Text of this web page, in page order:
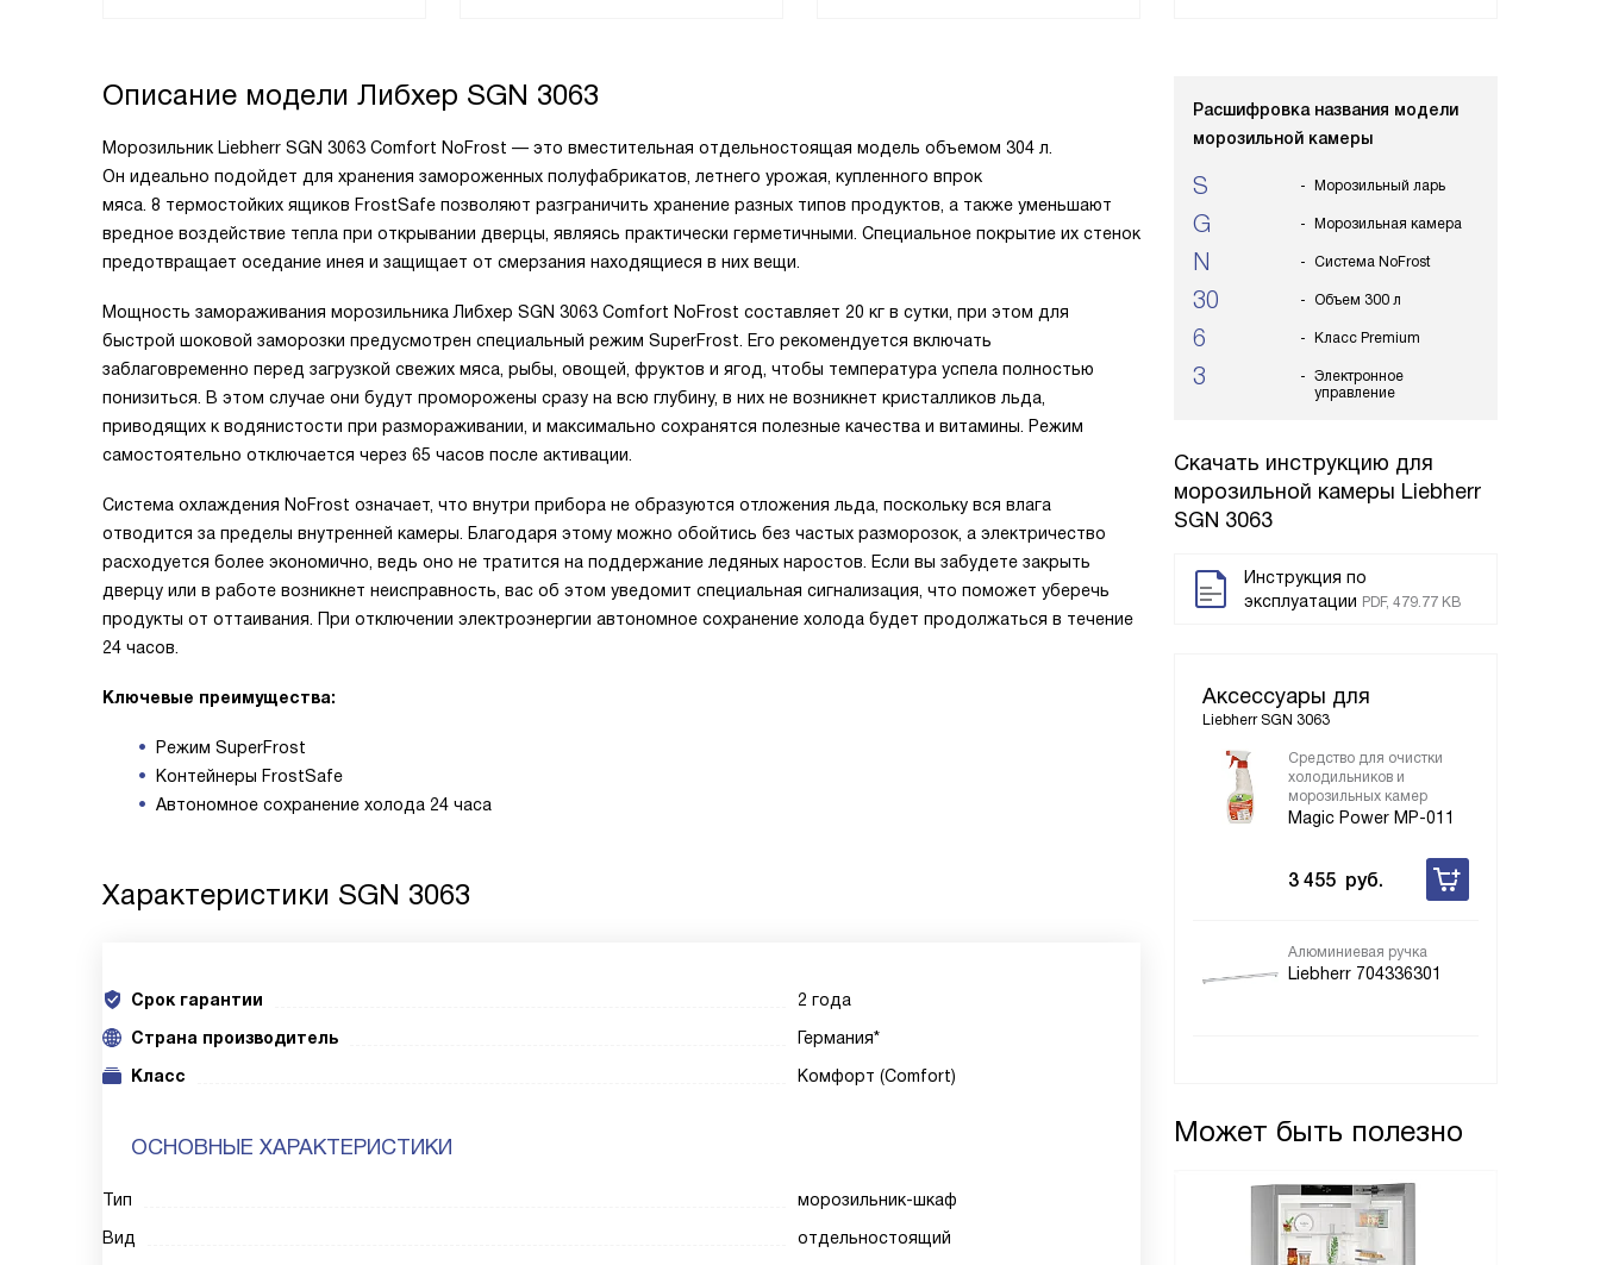
Расшифровка названия модели
морозильной камеры
S Морозильный ларь
G Морозильная камера
N Система NoFrost
30 Объем 300 л
6 Класс Premium
3
Электронное
управление
Скачать инструкцию для
морозильной камеры Liebherr
SGN 3063
Инструкция по
эксплуатации PDF, 479.77 KB
Аксессуары для
Liebherr SGN 3063
Средство для очистки
холодильников и
морозильных камер
Magic Power MP-011
3 455 руб.
Алюминиевая ручка
Liebherr 704336301
Может быть полезно
Описание модели Либхер SGN 3063
Морозильник Liebherr SGN 3063 Comfort NoFrost — это вместительная отдельностоящая модель объемом 304 л.
Он идеально подойдет для хранения замороженных полуфабрикатов, летнего урожая, купленного впрок
мяса. 8 термостойких ящиков FrostSafe позволяют разграничить хранение разных типов продуктов, а также уменьшают
вредное воздействие тепла при открывании дверцы, являясь практически герметичными. Специальное покрытие их стенок
предотвращает оседание инея и защищает от смерзания находящиеся в них вещи.
Мощность замораживания морозильника Либхер SGN 3063 Comfort NoFrost составляет 20 кг в сутки, при этом для
быстрой шоковой заморозки предусмотрен специальный режим SuperFrost. Его рекомендуется включать
заблаговременно перед загрузкой свежих мяса, рыбы, овощей, фруктов и ягод, чтобы температура успела полностью
понизиться. В этом случае они будут проморожены сразу на всю глубину, в них не возникнет кристалликов льда,
приводящих к водянистости при размораживании, и максимально сохранятся полезные качества и витамины. Режим
самостоятельно отключается через 65 часов после активации.
Система охлаждения NoFrost означает, что внутри прибора не образуются отложения льда, поскольку вся влага
отводится за пределы внутренней камеры. Благодаря этому можно обойтись без частых разморозок, а электричество
расходуется более экономично, ведь оно не тратится на поддержание ледяных наростов. Если вы забудете закрыть
дверцу или в работе возникнет неисправность, вас об этом уведомит специальная сигнализация, что поможет уберечь
продукты от оттаивания. При отключении электроэнергии автономное сохранение холода будет продолжаться в течение
24 часов.
Ключевые преимущества:
Режим SuperFrost
Контейнеры FrostSafe
Автономное сохранение холода 24 часа
Характеристики SGN 3063
Срок гарантии
2 года
Cтрана производитель
Германия*
Класс
Комфорт (Comfort)
ОСНОВНЫЕ ХАРАКТЕРИСТИКИ
Тип
морозильник-шкаф
Вид
отдельностоящий